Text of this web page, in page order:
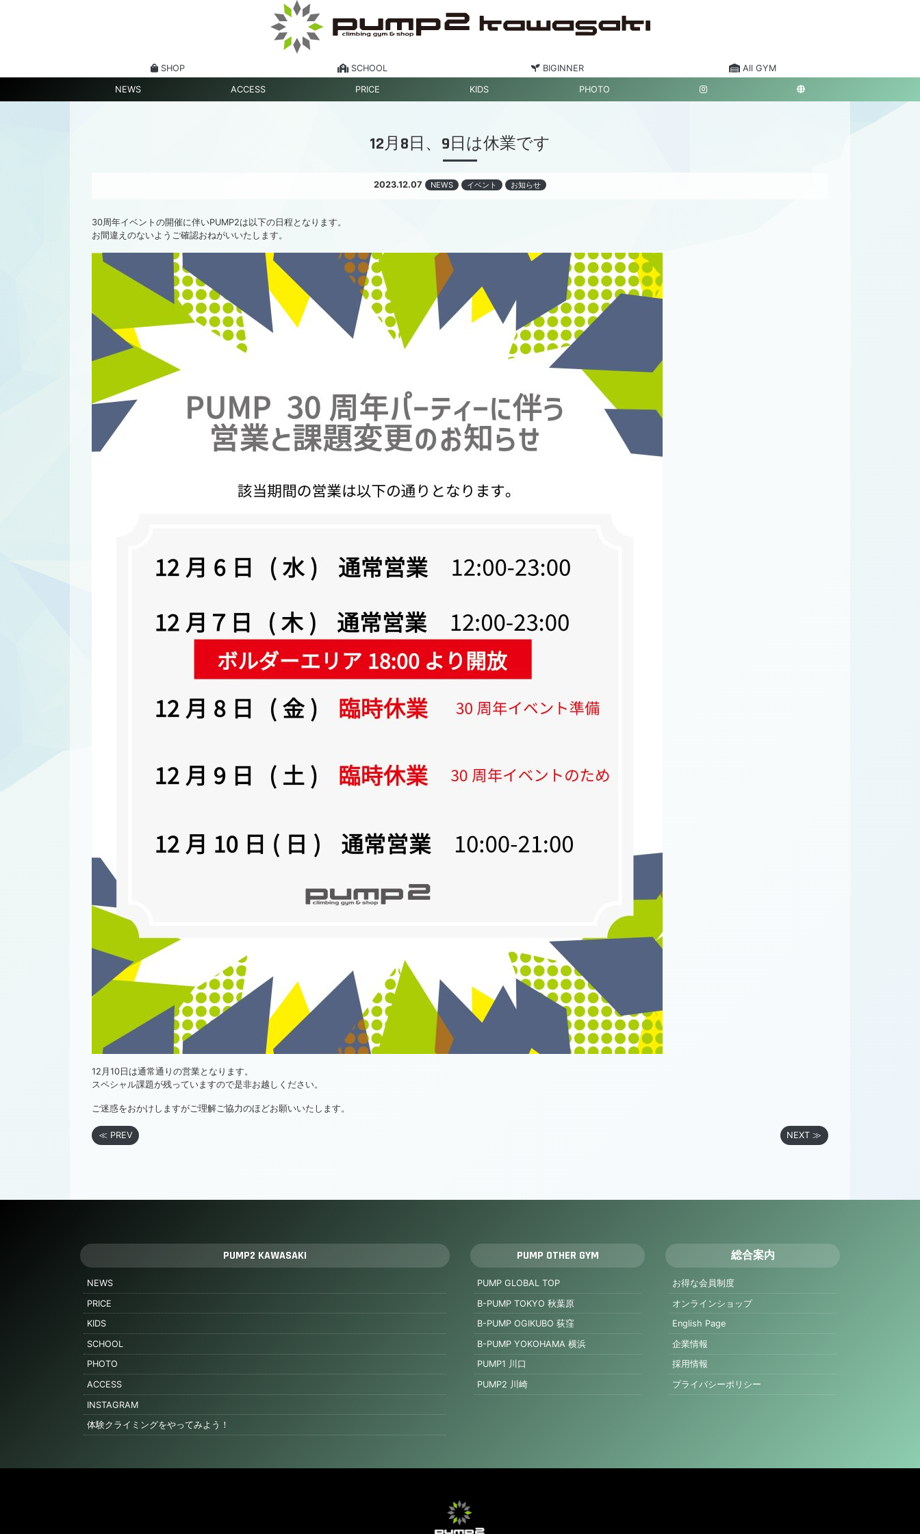
SHOP SCHOOL BIGINNER All GYM
NEWS ACCESS PRICE KIDS PHOTO
12月8日、9日は休業です
2023.12.07 NEWS イベント お知らせ
30周年イベントの開催に伴いPUMP2は以下の日程となります。
お間違えのないようご確認おねがいいたします。
12月10日は通常通りの営業となります。
スペシャル課題が残っていますので是非お越しください。
ご迷惑をおかけしますがご理解ご協力のほどお願いいたします。
≪ PREV NEXT ≫
PUMP2 KAWASAKI
NEWS
PRICE
KIDS
SCHOOL
PHOTO
ACCESS
INSTAGRAM
体験クライミングをやってみよう！
PUMP OTHER GYM
PUMP GLOBAL TOP
B-PUMP TOKYO 秋葉原
B-PUMP OGIKUBO 荻窪
B-PUMP YOKOHAMA 横浜
PUMP1 川口
PUMP2 川崎
総合案内
お得な会員制度
オンラインショップ
English Page
企業情報
採用情報
プライバシーポリシー